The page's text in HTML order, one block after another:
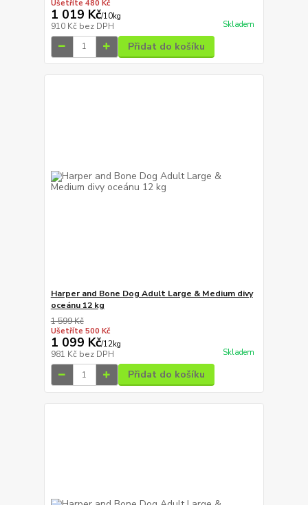
Ušetříte 480 Kč
1 019 Kč/10kg
910 Kč bez DPH Skladem
Přidat do košíku
Harper and Bone Dog Adult Large & Medium divy
oceánu 12 kg
1 599 Kč
Ušetříte 500 Kč
1 099 Kč/12kg
981 Kč bez DPH Skladem
Přidat do košíku